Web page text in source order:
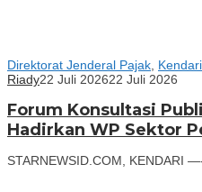
Direktorat Jenderal Pajak
Riady22 Juli 202622 Juli 2026
Forum Konsultasi
Hadirkan WP Sektor
STARNEWSID.COM, KENDARI